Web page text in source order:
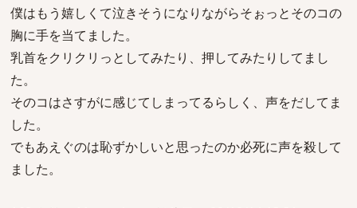
僕はもう嬉しくて泣きそうになりながらそぉっとそのコの
胸に手を当てました。
乳首をクリクリっとしてみたり、押してみたりしてまし
た。
そのコはさすがに感じてしまってるらしく、声をだしてま
した。
でもあえぐのは恥ずかしいと思ったのか必死に声を殺して
ました。